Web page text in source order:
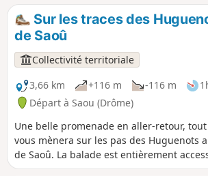
évalué chaque jour. Une carte est
17 h 30) pour le lendemain.
Sur les traces des
de Saoû
Collectivité territoriale
3,66 km
+116 m -116 m
Départ à Saou (Drôme)
Une belle promenade en aller-retour,
vous mènera sur les pas des Huguenots
de Saoû. La balade est entièrement
poussettes tout terrain.